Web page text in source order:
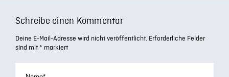
Schreibe einen Kommentar
Deine E-Mail-Adresse wird nicht veröffentlicht. Erforderliche Felder
sind mit * markiert